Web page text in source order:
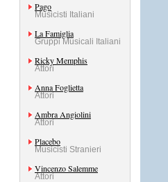
Pago
Musicisti Italiani
La Famiglia
Gruppi Musicali Italiani
Ricky Memphis
Attori
Anna Foglietta
Attori
Ambra Angiolini
Attori
Placebo
Musicisti Stranieri
Vincenzo Salemme
Attori